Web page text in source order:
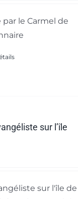
le Carmel de
sur l’île
sur l'île de